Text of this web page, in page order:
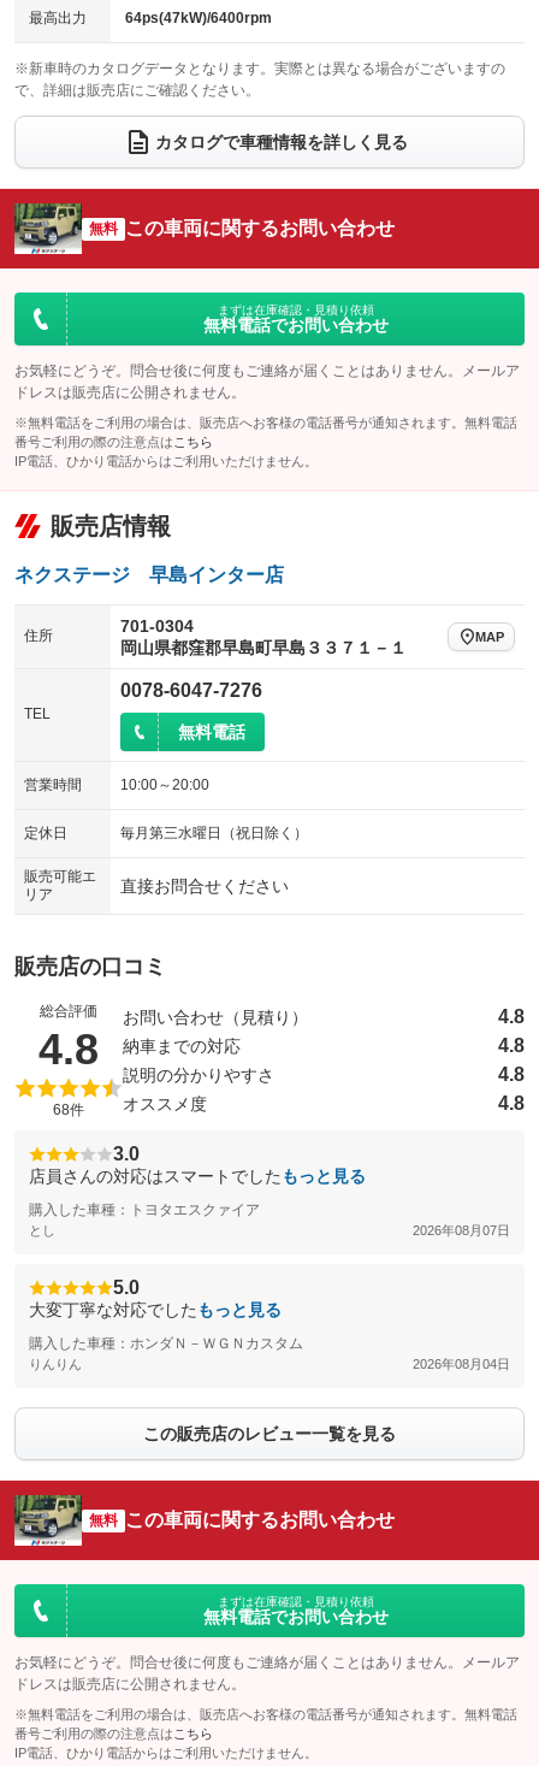
チップアップシート
：装備なし
：装備なし ：装備あり
ウォークスルー
：装備なし
電動リアゲート フロントカメラ
：装備なし
：装備なし ：装備なし
サイドカメラ
：装備なし ルーフレール
：装備あり
：装備なし
：装備なし
最高出力 64ps(47kW)/6400rpm
※新車時のカタログデータとなります。実際とは異なる場合がございますの
で、詳細は販売店にご確認ください。
カタログで車種情報を詳しく見る
無料 この車両に関するお問い合わせ
まずは在庫確認・見積り依頼
無料電話でお問い合わせ
お気軽にどうぞ。問合せ後に何度もご連絡が届くことはありません。メールア
ドレスは販売店に公開されません。
※無料電話をご利用の場合は、販売店へお客様の電話番号が通知されます。無料電話
番号ご利用の際の注意点は こちら
IP電話、ひかり電話からはご利用いただけません。
販売店情報
ネクステージ 早島インター店
住所
701-0304
岡山県都窪郡早島町早島３３７１－１
MAP
TEL
0078-6047-7276
無料電話
営業時間 10:00～20:00
定休日 毎月第三水曜日（祝日除く）
販売可能エ
リア
直接お問合せください
販売店の口コミ
総合評価
4.8 （5点満点中）
68件
お問い合わせ（見積り） 4.8
納車までの対応 4.8
説明の分かりやすさ 4.8
オススメ度 4.8
3.0
店員さんの対応はスマートでした もっと見る
購入した車種：トヨタエスクァイア
とし 2026年08月07日
5.0
大変丁寧な対応でした もっと見る
購入した車種：ホンダＮ－ＷＧＮカスタム
りんりん 2026年08月04日
この販売店のレビュー一覧を見る
無料 この車両に関するお問い合わせ
まずは在庫確認・見積り依頼
無料電話でお問い合わせ
お気軽にどうぞ。問合せ後に何度もご連絡が届くことはありません。メールア
ドレスは販売店に公開されません。
※無料電話をご利用の場合は、販売店へお客様の電話番号が通知されます。無料電話
番号ご利用の際の注意点は こちら
IP電話、ひかり電話からはご利用いただけません。